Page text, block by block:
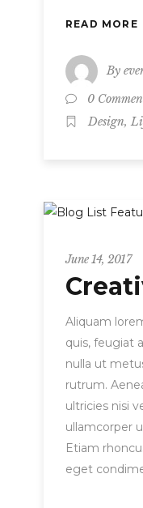
READ MORE
By
0
Design,
June 14, 2017
Aliquam
quis, feugiat
nulla ut
rutrum.
ultricies nisi
ullamcorper
Etiam
eget